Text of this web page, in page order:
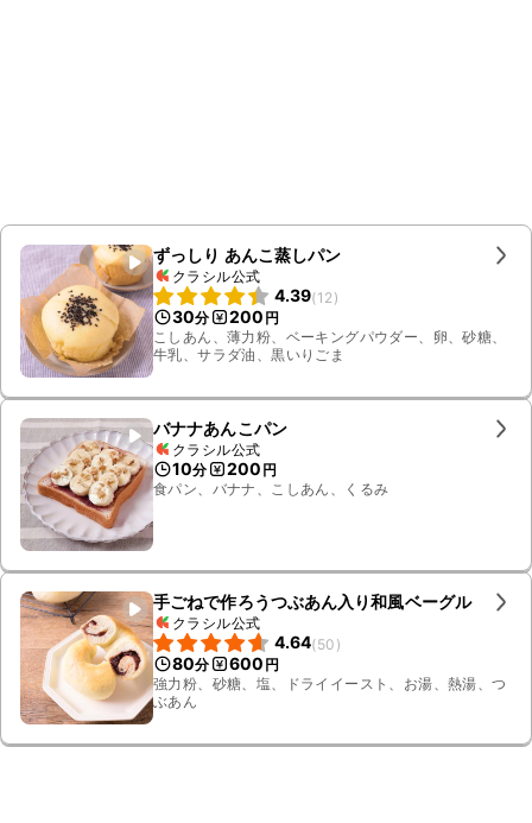
ずっしり あんこ蒸しパン
クラシル公式
4.39(12 )
30分 200 円
こしあん、薄力粉、ベーキングパウダー、卵、砂糖、
牛乳、サラダ油、黒いりごま
バナナあんこパン
クラシル公式
10分 200 円
食パン、バナナ、こしあん、くるみ
手ごねで作ろうつぶあん入り和風ベーグル
クラシル公式
4.64(50 )
80分 600 円
強力粉、砂糖、塩、ドライイースト、お湯、熱湯、つ
ぶあん